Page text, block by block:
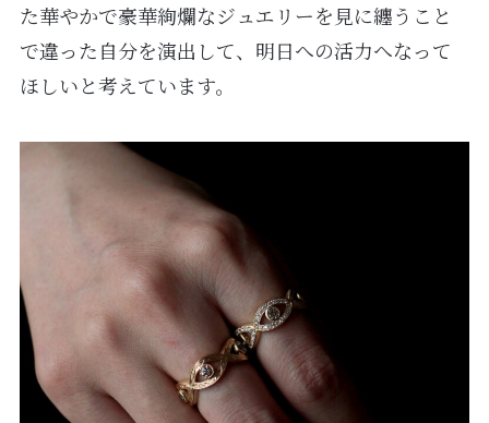
た華やかで豪華絢爛なジュエリーを見に纏うこと
で違った自分を演出して、明日への活力へなって
ほしいと考えています。